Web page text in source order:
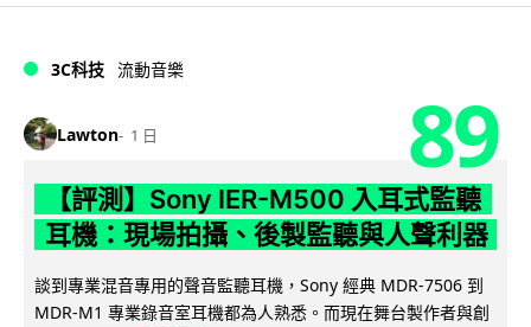
3C科技 流動音樂
Lawton 1 日 89
【評測】Sony IER-M500 入耳式監聽
耳機：現場拍攝、後製監聽與人聲利器
談到專業混音專用的聲音監聽耳機，Sony 經典 MDR-7506 到
MDR-M1 專業錄音室耳機都為人熟悉。而現在舞台製作者與創